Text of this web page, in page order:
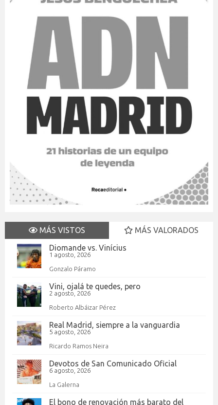
MÁS VISTOS
MÁS VALORADOS
Diomande vs. Vinícius
1 agosto, 2026
Gonzalo Páramo
Vini, ojalá te quedes, pero
2 agosto, 2026
Roberto Albáizar Pérez
Real Madrid, siempre a la vanguardia
5 agosto, 2026
Ricardo Ramos Neira
Devotos de San Comunicado Oficial
6 agosto, 2026
La Galerna
El bono de renovación más barato del